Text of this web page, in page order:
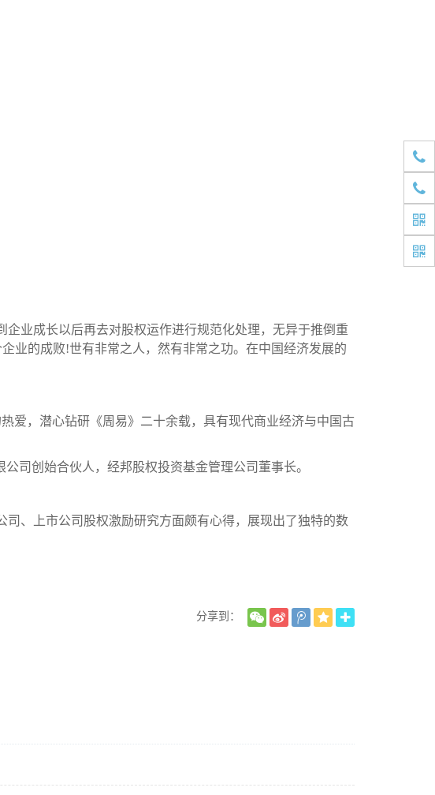
业成长以后再去对股权运作进行规范化处理，无异于推倒重
业的成败!世有非常之人，然有非常之功。在中国经济发展的
爱，潜心钻研《周易》二十余载，具有现代商业经济与中国古
司创始合伙人，经邦股权投资基金管理公司董事长。
、上市公司股权激励研究方面颇有心得，展现出了独特的数
分享到：